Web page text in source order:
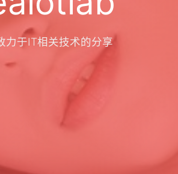
力于IT相关技术的分享